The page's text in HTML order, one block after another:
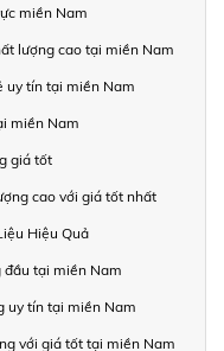
miền Nam
lượng cao tại miền Nam
uy tín tại miền Nam
miền Nam
giá tốt
cao với giá tốt nhất
Hiệu Quả
đầu tại miền Nam
uy tín tại miền Nam
với giá tốt tại miền Nam